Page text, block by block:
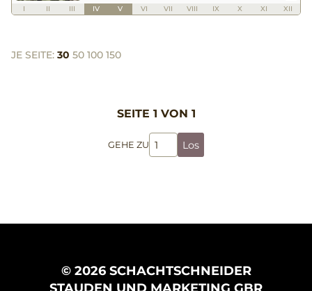
I II III IV V VI VII VIII IX X XI XII
JE SEITE: 30 50 100 150
SEITE 1 VON 1
GEHE ZU Los
© 2026 SCHACHTSCHNEIDER